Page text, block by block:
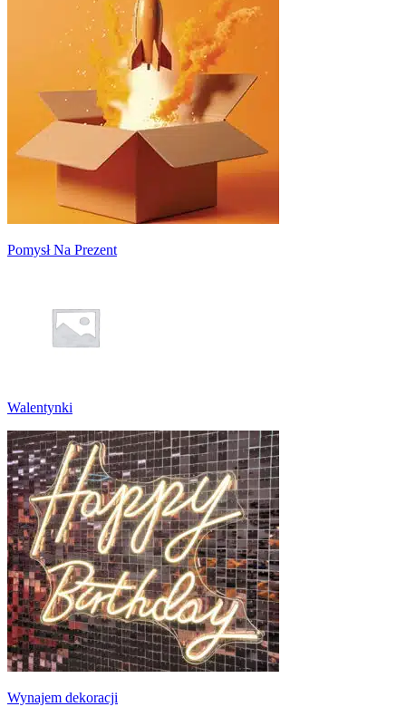
Pomysł Na Prezent
Walentynki
Wynajem dekoracji